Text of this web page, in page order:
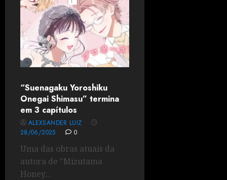
“Suenagaku Yoroshiku
Onegai Shimasu” termina
em 3 capítulos
ALEXSANDER LUIZ
28/06/2025
0
Uma das obras atuais da
autora de "Mizutama
Honey...